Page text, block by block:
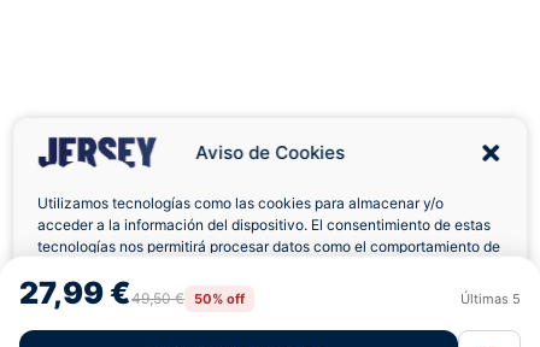
Aviso de Cookies
Utilizamos tecnologías como las cookies para almacenar y/o
acceder a la información del dispositivo. El consentimiento de estas
tecnologías nos permitirá procesar datos como el comportamiento de
retirar el consentimiento, puede afectar negativamente a ciertas
características y funciones.
Rechazar
27,99 €49,50 € 50% off Últimas 5
Envíos a Domicilio Devolución 7 Días